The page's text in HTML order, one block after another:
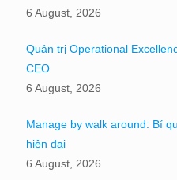
6 August, 2026
Quản trị Operational
CEO
6 August, 2026
Manage by walk around: Bí
hiện đại
6 August, 2026